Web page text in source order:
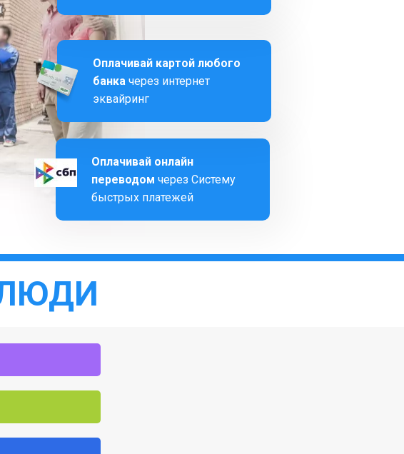
Оплачивай онлайн
переводом через Систему
быстрых платежей
Оплачивай картой любого
банкачерез интернет
эквайринг